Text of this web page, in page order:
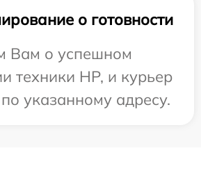
о готовности
Вам о успешном
техники HP, и курьер
указанному адресу.